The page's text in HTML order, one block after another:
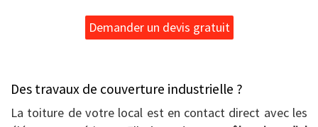
Demander un devis gratuit
Des travaux de couverture industrielle ?
La toiture de votre local est en contact direct avec les